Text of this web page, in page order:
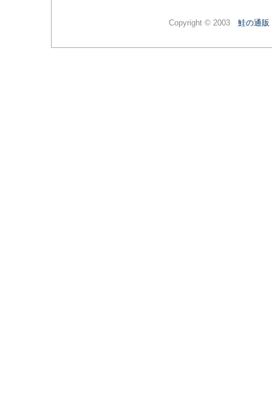
Copyright © 2003 鮭の通販